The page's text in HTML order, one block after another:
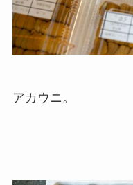
アカウニ。